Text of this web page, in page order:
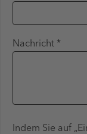
Nachricht *
Indem Sie auf